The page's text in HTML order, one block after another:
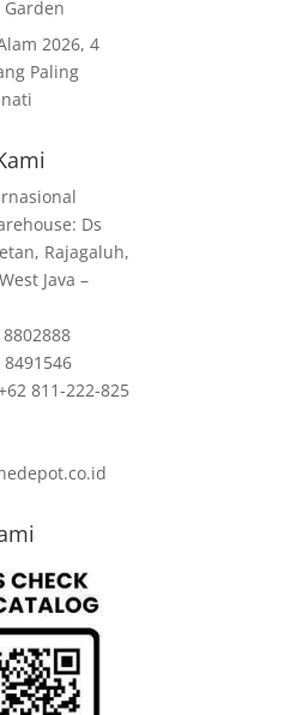
2026, 4
Paling
Ds
Rajagaluh,
Java –
8491546
811-222-825